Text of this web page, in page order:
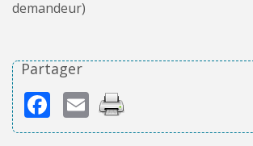
demandeur)
Partager
Facebook
Email